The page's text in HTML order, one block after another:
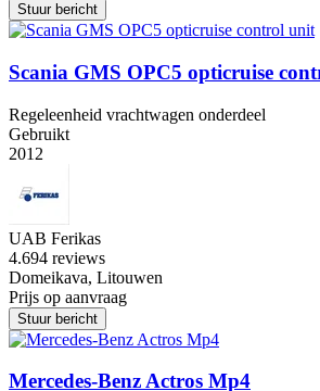
Stuur bericht
Scania GMS OPC5 opticruise
Regeleenheid vrachtwagen onderdeel
Gebruikt
2012
UAB Ferikas
4.694 reviews
Domeikava, Litouwen
Prijs op aanvraag
Stuur bericht
Mercedes-Benz Actros Mp4